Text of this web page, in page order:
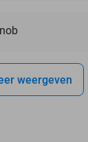
weergeven